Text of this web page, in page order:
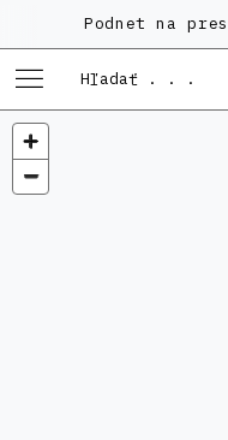
Podnet na